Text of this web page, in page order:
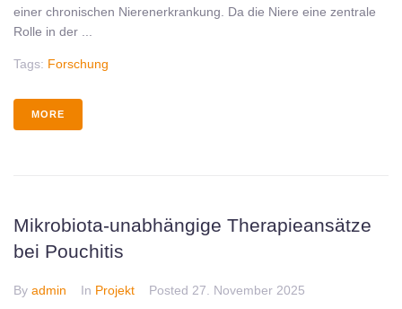
einer chronischen Nierenerkrankung. Da die Niere eine zentrale
Rolle in der ...
Tags: Forschung
MORE
Mikrobiota-unabhängige Therapieansätze
bei Pouchitis
By admin In Projekt Posted 27. November 2025